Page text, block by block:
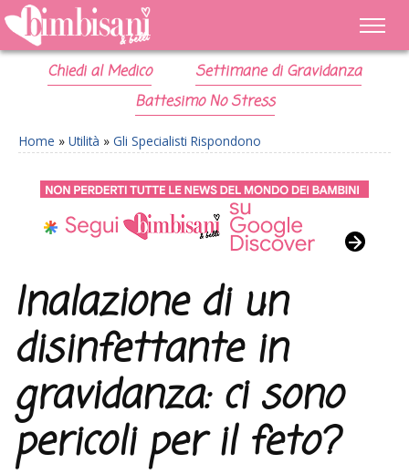
Chiedi al Medico
Settimane di Gravidanza
Battesimo No Stress
Home » Utilità » Gli Specialisti Rispondono
Inalazione di un
disinfettante in
gravidanza: ci sono
pericoli per il feto?